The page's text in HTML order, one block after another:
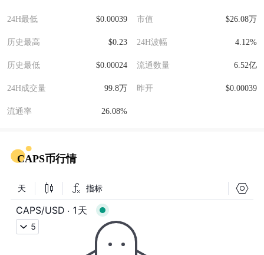
24H最低 $0.00039 市值 $26.08万
历史最高 $0.23 24H波幅 4.12%
历史最低 $0.00024 流通数量 6.52亿
24H成交量 99.8万 昨开 $0.00039
流通率 26.08%
CAPS币行情